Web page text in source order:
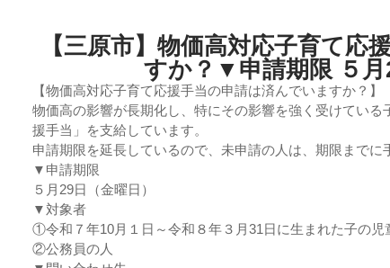
【三原市】物価高対応子育て応
すか？▼申請期限 ５月
【物価高対応子育て応援手当の申請は済んでいますか？】
物価高の影響が長期化し、特にその影響を強く受けてい
援手当」を支給しています。
申請期限を延長しているので、未申請の人は、期限までに
▼申請期限
５月29日（金曜日）
▼対象者
①令和７年10月１日～令和８年３月31日に生まれた子の児
②公務員の人